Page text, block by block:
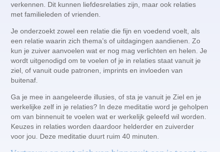
verkennen. Dit kunnen liefdesrelaties zijn, maar ook relaties
met familieleden of vrienden.
Je onderzoekt zowel een relatie die fijn en voedend voelt, als
een relatie waarin zich thema’s of uitdagingen aandienen. Zo
kun je zuiver aanvoelen wat er nog mag verlichten en helen. Je
wordt uitgenodigd om te voelen of je in relaties staat vanuit je
ziel, of vanuit oude patronen, imprints en invloeden van
buitenaf.
Ga je mee in aangeleerde illusies, of sta je vanuit je Ziel en je
werkelijke zelf in je relaties? In deze meditatie word je geholpen
om van binnenuit te voelen wat er werkelijk geleefd wil worden.
Keuzes in relaties worden daardoor helderder en zuiverder
voor jou. Deze meditatie duurt ruim 40 minuten.